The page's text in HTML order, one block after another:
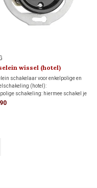
wissel (hotel)
1920
schakelaar voor enkelpolige en
(hotel):
schakeling: hiermee schakel je
vanaf één schakelaar aan en uit.